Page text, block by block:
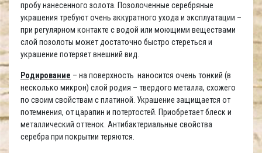
пробу нанесенного золота. Позолоченные серебряные
украшения требуют очень аккуратного ухода и эксплуатации –
при регулярном контакте с водой или моющими веществами
слой позолоты может достаточно быстро стереться и
украшение потеряет внешний вид.
Родирование – на поверхность наносится очень тонкий (в
несколько микрон) слой родия – твердого металла, схожего
по своим свойствам с платиной. Украшение защищается от
потемнения, от царапин и потертостей. Приобретает блеск и
металлический оттенок. Антибактериальные свойства
серебра при покрытии теряются.